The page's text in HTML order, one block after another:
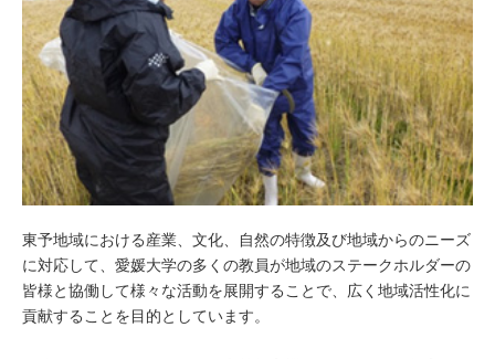
東予地域における産業、文化、自然の特徴及び地域からのニーズ
に対応して、愛媛大学の多くの教員が地域のステークホルダーの
皆様と協働して様々な活動を展開することで、広く地域活性化に
貢献することを目的としています。